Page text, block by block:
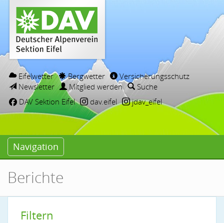
Eifelwetter Bergwetter
Versicherungsschutz
Newsletter
Mitglied werden
Suche
DAV Sektion Eifel
dav.eifel jdav_eifel
Navigation
Berichte
Filtern